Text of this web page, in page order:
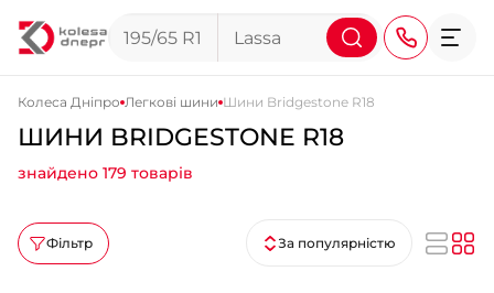
+38 (095) 276-44-44
Колеса Дніпро Легкові шини Шини Bridgestone R18
ШИНИ BRIDGESTONE R18
знайдено 179 товарів
Фільтр За популярністю